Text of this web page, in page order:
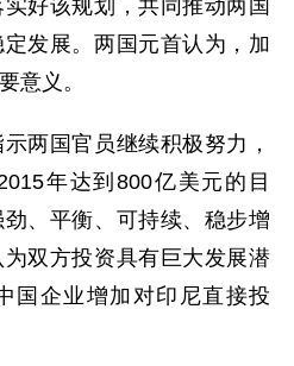
好该规划，共同推动两国
发展。两国元首认为，加
意义。
国官员继续积极努力，
年达到800亿美元的目
、平衡、可持续、稳步增
双方投资具有巨大发展潜
国企业增加对印尼直接投